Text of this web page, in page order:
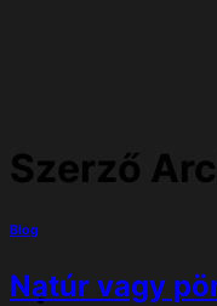
Szerző
Blog
Natúr vagy